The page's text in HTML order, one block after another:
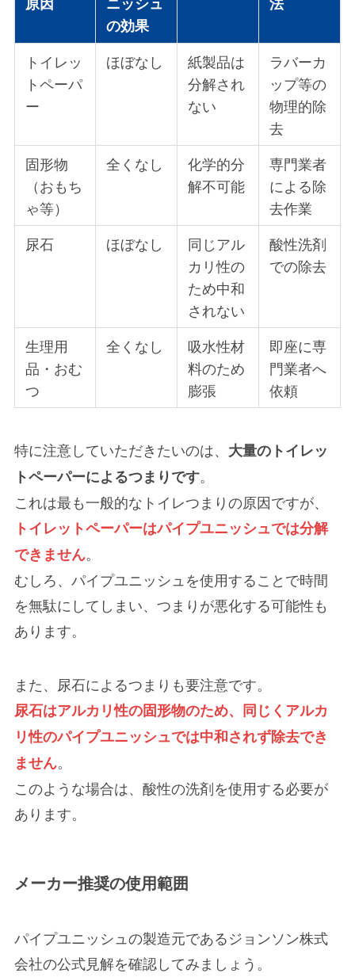
の効果
トイレッ
トペーパ
ー
ほぼなし
紙製品は
分解され
ない
ラバーカ
ップ等の
物理的除
去
固形物
（おもち
ゃ等）
全くなし
化学的分
解不可能
専門業者
による除
去作業
尿石
ほぼなし
同じアル
カリ性の
ため中和
されない
酸性洗剤
での除去
生理用
品・おむ
つ
全くなし
吸水性材
料のため
膨張
即座に専
門業者へ
依頼
特に注意していただきたいのは、 大量のトイレッ
トペーパーによるつまりです。
これは最も一般的なトイレつまりの原因ですが、
トイレットペーパーはパイプユニッシュでは分解
できません。
むしろ、パイプユニッシュを使用することで時間
を無駄にしてしまい、つまりが悪化する可能性も
あります。
また、尿石によるつまりも要注意です。
尿石はアルカリ性の固形物のため、同じくアルカ
リ性のパイプユニッシュでは中和されず除去でき
ません。
このような場合は、酸性の洗剤を使用する必要が
あります。
メーカー推奨の使用範囲
パイプユニッシュの製造元であるジョンソン株式
会社の公式見解を確認してみましょう。